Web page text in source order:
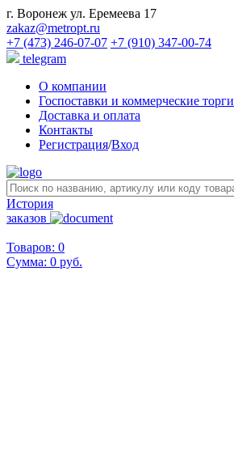
г. Воронеж ул. Еремеева 17
zakaz@metropt.ru
+7 (473) 246-07-07 +7 (910) 347-00-74
telegram
О компании
Госпоставки и коммерческие торги
Доставка и оплата
Контакты
Регистрация/Вход
История
заказов
Товаров: 0
Сумма: 0 руб.